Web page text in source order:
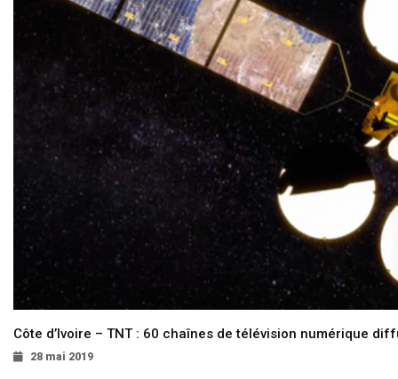
Côte d’Ivoire – TNT : 60 chaînes de télévision numérique
28 mai 2019